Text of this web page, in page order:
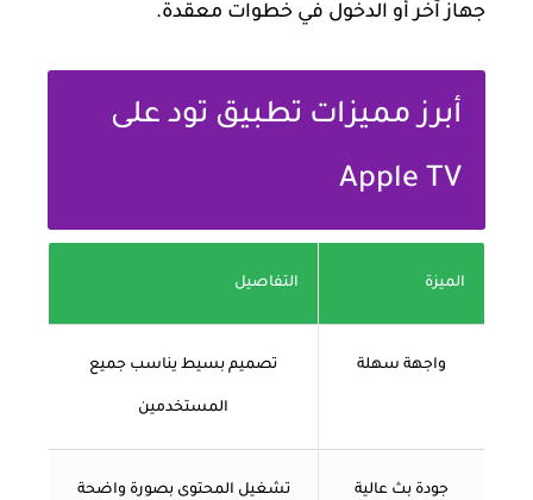
جهاز آخر أو الدخول في خطوات معقدة.
أبرز مميزات تطبيق تود على
Apple TV
الميزة التفاصيل
واجهة سهلة تصميم بسيط يناسب جميع
المستخدمين
جودة بث عالية تشغيل المحتوى بصورة واضحة